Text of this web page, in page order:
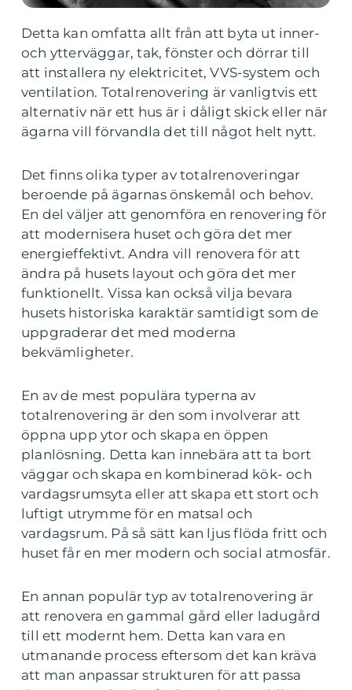
Detta kan omfatta allt från att byta ut inner-
och ytterväggar, tak, fönster och dörrar till
att installera ny elektricitet, VVS-system och
ventilation. Totalrenovering är vanligtvis ett
alternativ när ett hus är i dåligt skick eller när
ägarna vill förvandla det till något helt nytt.
Det finns olika typer av totalrenoveringar
beroende på ägarnas önskemål och behov.
En del väljer att genomföra en renovering för
att modernisera huset och göra det mer
energieffektivt. Andra vill renovera för att
ändra på husets layout och göra det mer
funktionellt. Vissa kan också vilja bevara
husets historiska karaktär samtidigt som de
uppgraderar det med moderna
bekvämligheter.
En av de mest populära typerna av
totalrenovering är den som involverar att
öppna upp ytor och skapa en öppen
planlösning. Detta kan innebära att ta bort
väggar och skapa en kombinerad kök- och
vardagsrumsyta eller att skapa ett stort och
luftigt utrymme för en matsal och
vardagsrum. På så sätt kan ljus flöda fritt och
huset får en mer modern och social atmosfär.
En annan populär typ av totalrenovering är
att renovera en gammal gård eller ladugård
till ett modernt hem. Detta kan vara en
utmanande process eftersom det kan kräva
att man anpassar strukturen för att passa